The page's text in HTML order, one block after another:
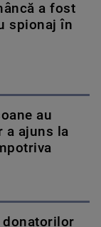
a fost
spionaj în
au
a ajuns la
donatorilor